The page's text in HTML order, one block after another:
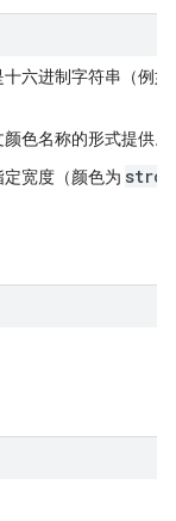
六进制字符串（例
色名称的形式提供。
定宽度（颜色为